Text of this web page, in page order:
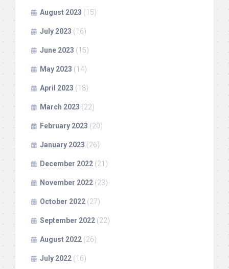
August 2023 (15)
July 2023 (16)
June 2023 (15)
May 2023 (14)
April 2023 (18)
March 2023 (22)
February 2023 (20)
January 2023 (26)
December 2022 (21)
November 2022 (23)
October 2022 (27)
September 2022 (22)
August 2022 (26)
July 2022 (16)